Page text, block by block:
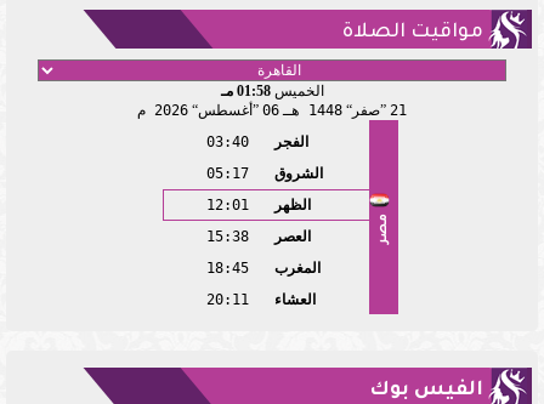
مواقيت الصلاة
الخميس01:58 مـ
21
صفر 1448 هـ 06 أغسطس 2026 م
مصر
الفجر
03:40
الشروق
05:17
الظهر
12:01
العصر
15:38
المغرب
18:45
العشاء
20:11
الفيس بوك